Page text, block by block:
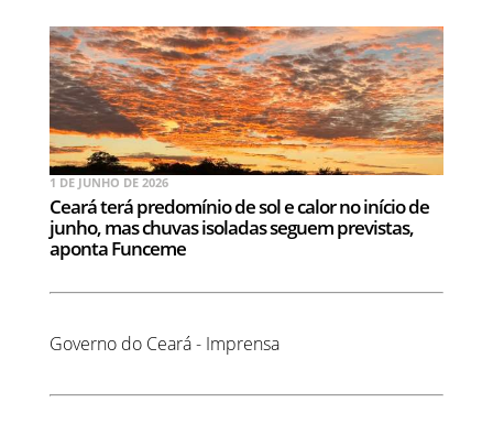
1 DE JUNHO DE 2026
Ceará terá predomínio de sol e calor no início de
junho, mas chuvas isoladas seguem previstas,
aponta Funceme
Governo do Ceará - Imprensa